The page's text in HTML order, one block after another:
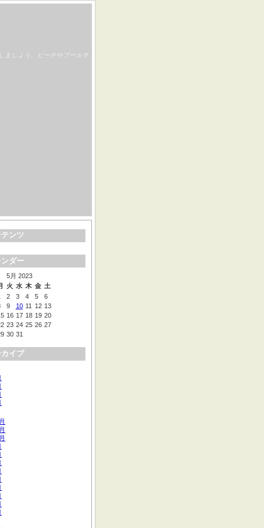
ましょう。ビーチやプールサ
テンツ
ンダー
5月 2023
火 水 木 金 土
2 3 4 5
6
9 10 11 12 13
16 17 18 19 20
23 24 25 26 27
30 31
イブ